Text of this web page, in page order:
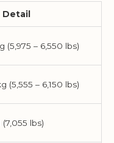
Detail
(5,975 – 6,550 lbs)
(5,555 – 6,150 lbs)
lbs)